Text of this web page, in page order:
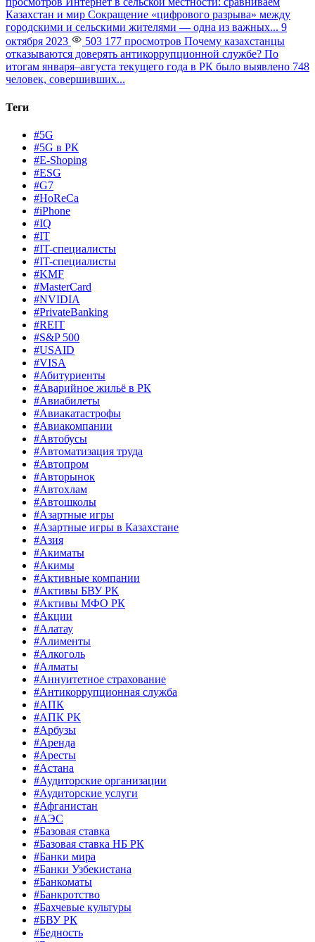
Казахстан и мир Сокращение «цифрового разрыва» между
городскими и сельскими жителями — одна из важных... 9
октября 2023
503 177 просмотров Почему казахстанцы
отказываются доверять антикоррупционной службе? По
итогам января–августа текущего года в РК было выявлено 748
человек, совершивших...
Теги
#5G
#5G в РК
#E-Shoping
#ESG
#G7
#HoReCa
#iPhone
#IQ
#IT
#IT-специалисты
#IT-специалисты
#KMF
#MasterCard
#NVIDIA
#PrivateBanking
#REIT
#S&P 500
#USAID
#VISA
#Абитуриенты
#Аварийное жильё в РК
#Авиабилеты
#Авиакатастрофы
#Авиакомпании
#Автобусы
#Автоматизация труда
#Автопром
#Авторынок
#Автохлам
#Автошколы
#Азартные игры
#Азартные игры в Казахстане
#Азия
#Акиматы
#Акимы
#Активные компании
#Активы БВУ РК
#Активы МФО РК
#Акции
#Алатау
#Алименты
#Алкоголь
#Алматы
#Аннуитетное страхование
#Антикоррупционная служба
#АПК
#АПК РК
#Арбузы
#Аренда
#Аресты
#Астана
#Аудиторские организации
#Аудиторские услуги
#Афганистан
#АЭС
#Базовая ставка
#Базовая ставка НБ РК
#Банки мира
#Банки Узбекистана
#Банкоматы
#Банкротство
#Бахчевые культуры
#БВУ РК
#Бедность